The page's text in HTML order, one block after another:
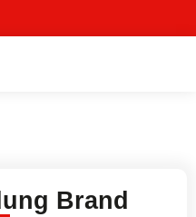
Brand